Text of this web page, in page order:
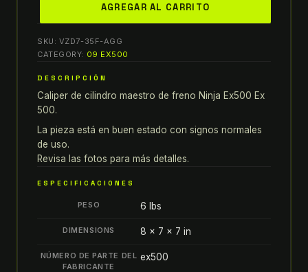
EX500
500
CALIPER
DE
CILINDRO
MAESTRO
DE
FRENO
AGREGAR AL CARRITO
SKU: VZD7-35F-AGG
CATEGORY: 09 EX500
DESCRIPCIÓN
Caliper de cilindro maestro de freno Ninja Ex500 Ex
500.
La pieza está en buen estado con signos normales
de uso.
Revisa las fotos para más detalles.
ESPECIFICACIONES
PESO 6 lbs
DIMENSIONS 8 × 7 × 7 in
NÚMERO DE PARTE DEL
FABRICANTE
ex500